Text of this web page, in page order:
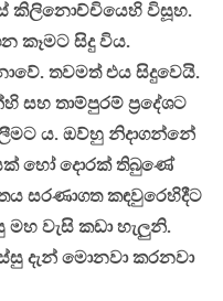
කිලිනොච්චියෙහි විසූහ.
කෑමට සිදු විය.
තවමත් එය සිදුවෙයි.
සහ තාම්පුරම් ප්‍රදේශට
ය. ඔව්හු නිදාගන්නේ
හෝ දොරක් තිබුණේ
සරණාගත කඳවුරෙහිදීට
වැසි කඩා හැලුනි.
දැන් මොනවා කරනවා